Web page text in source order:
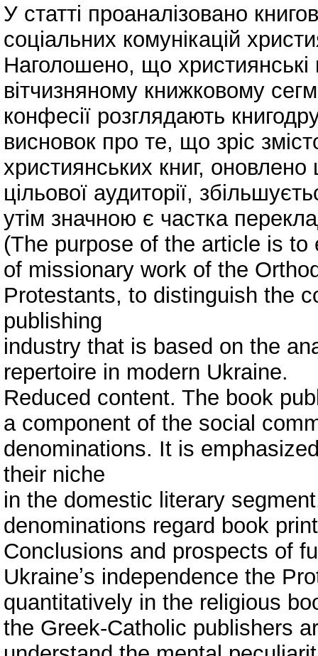
У статті проаналізовано
соціальних комунікацій
Наголошено, що
вітчизняному книжковому
конфесії розглядають
висновок про те, що зріс
християнських книг,
цільової аудиторії,
утім значною є частка
(The purpose of the article is to
of missionary work of the
Protestants, to distinguish the
publishing
industry that is based on the
repertoire in modern Ukraine.
Reduced content. The book
a component of the social
denominations. It is
their niche
in the domestic literary
denominations regard book
Conclusions and prospects of
Ukraineʼs independence the
quantitatively in the religious
the Greek-Catholic publishers